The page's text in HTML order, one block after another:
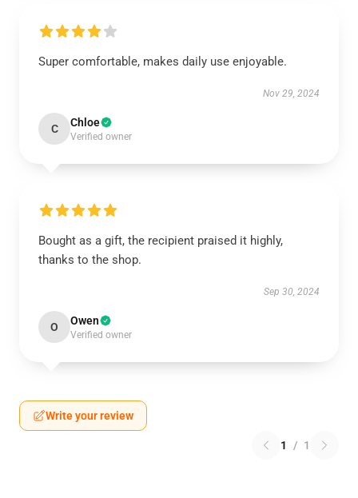
Super comfortable, makes daily use enjoyable.
Nov 29, 2024
C Chloe
Verified owner
Bought as a gift, the recipient praised it highly,
thanks to the shop.
Sep 30, 2024
O Owen
Verified owner
Write your review
1 / 1